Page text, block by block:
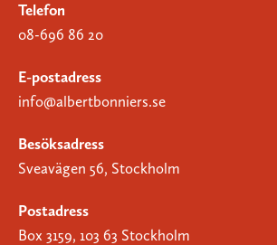
Telefon
08-696 86 20
E-postadress
info@albertbonniers.se
Besöksadress
Sveavägen 56, Stockholm
Postadress
Box 3159, 103 63 Stockholm